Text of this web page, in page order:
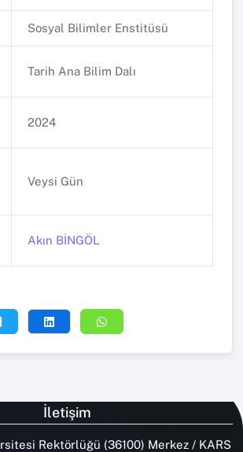
Sosyal Bilimler Enstitüsü
Tarih Ana Bilim Dalı
2024
Veysi Gün
Akın BİNGÖL
İletişim
Rektörlüğü (36100) Merkez / KARS